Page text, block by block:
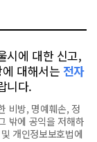
시에 대한 신고,
대해서는 전자
니다.
비방, 명예훼손, 정
밖에 공익을 저해하
개인정보보호법에